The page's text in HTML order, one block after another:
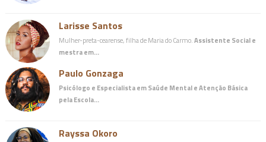
Larisse Santos
Mulher-preta-cearense, filha de Maria do Carmo.Assistente Social e
mestra em…
Paulo Gonzaga
Psicólogo e Especialista em Saúde Mental e Atenção Básica
pela Escola…
Rayssa Okoro